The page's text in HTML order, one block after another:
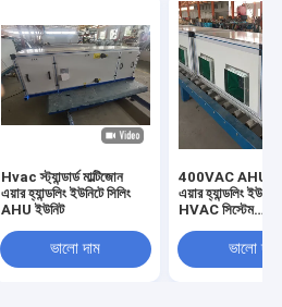
Hvac স্ট্যান্ডার্ড মাল্টিজোন
এয়ার হ্যান্ডলিং ইউনিটে সিলিং
AHU ইউনিট
ভালো দাম
400VAC AHU
এয়ার হ্যান্ডলিং ইউনিট
HVAC সিস্টেম
ভালো দাম